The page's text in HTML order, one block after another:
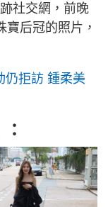
社交網，前晚
寶后冠的照片，
仍拒訪 鍾柔美